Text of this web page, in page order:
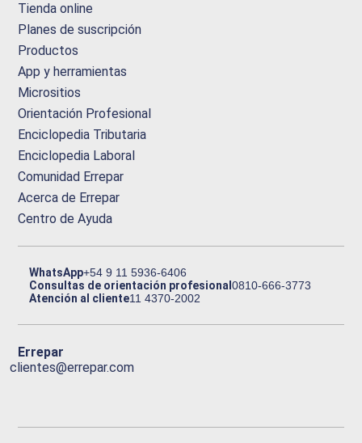
Tienda online
Planes de suscripción
Productos
App y herramientas
Micrositios
Orientación Profesional
Enciclopedia Tributaria
Enciclopedia Laboral
Comunidad Errepar
Acerca de Errepar
Centro de Ayuda
WhatsApp+54 9 11 5936-6406
Consultas de orientación profesional0810-666-3773
Atención al cliente11 4370-2002
Errepar
clientes@errepar.com